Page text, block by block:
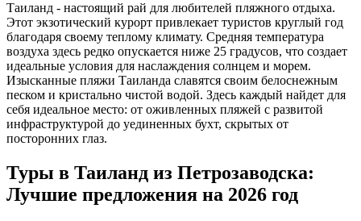
Таиланд - настоящий рай для любителей пляжного отдыха.
Этот экзотический курорт привлекает туристов круглый год
благодаря своему теплому климату. Средняя температура
воздуха здесь редко опускается ниже 25 градусов, что создает
идеальные условия для наслаждения солнцем и морем.
Изысканные пляжи Таиланда славятся своим белоснежным
песком и кристально чистой водой. Здесь каждый найдет для
себя идеальное место: от оживленных пляжей с развитой
инфраструктурой до уединенных бухт, скрытых от
посторонних глаз.
Туры в Таиланд из Петрозаводска:
Лучшие предложения на 2026 год